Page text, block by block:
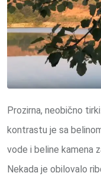
Prozirna, neobično
kontrastu je sa
vode i beline kamena
Nekada je obilovalo